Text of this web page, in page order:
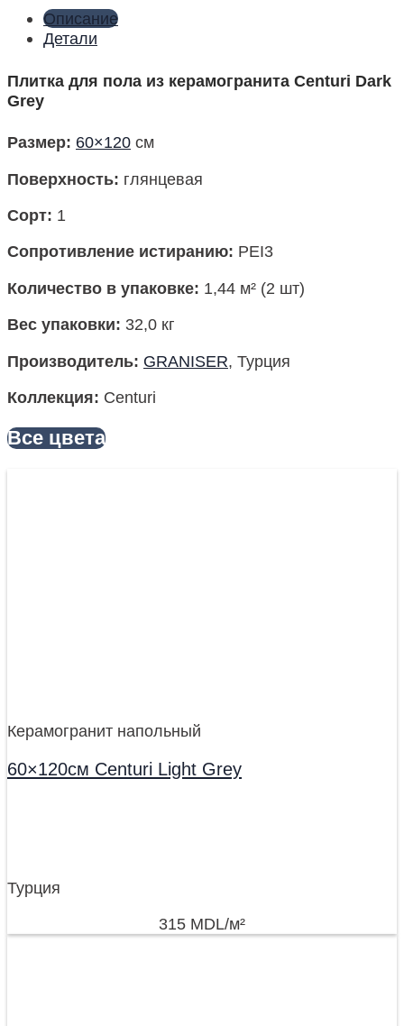
Описание
Детали
Плитка для пола из керамогранита Centuri Dark
Grey
Размер: 60×120 см
Поверхность: глянцевая
Сорт: 1
Сопротивление истиранию: PEI3
Количество в упаковке: 1,44 м² (2 шт)
Вес упаковки: 32,0 кг
Производитель: GRANISER, Турция
Коллекция: Centuri
Все цвета
Керамогранит напольный
60×120см Centuri Light Grey
Турция
315 MDL/м²